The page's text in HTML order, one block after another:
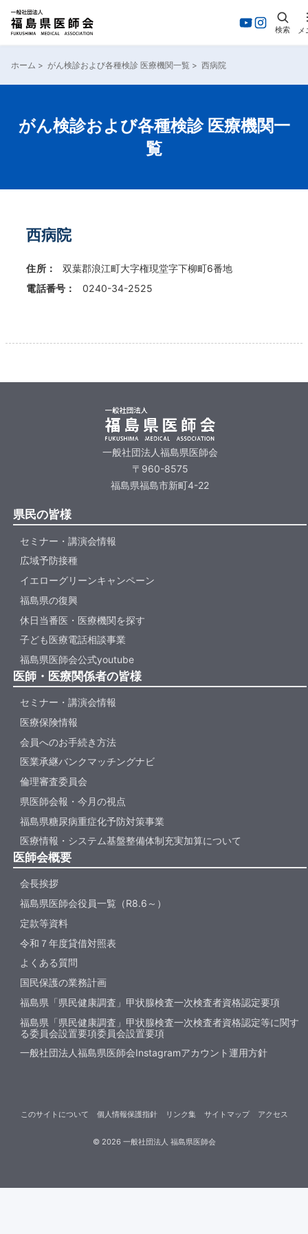
検索 メ
ホーム > がん検診および各種検診 医療機関一覧 > 西病院
がん検診および各種検診 医療機関一
覧
西病院
住所：
双葉郡浪江町大字権現堂字下柳町6番地
電話番号：
0240-34-2525
一般社団法人福島県医師会
〒960-8575
福島県福島市新町4-22
県民の皆様
セミナー・講演会情報
広域予防接種
イエローグリーンキャンペーン
福島県の復興
休日当番医・医療機関を探す
子ども医療電話相談事業
福島県医師会公式youtube
医師・医療関係者の皆様
セミナー・講演会情報
医療保険情報
会員へのお手続き方法
医業承継バンクマッチングナビ
倫理審査委員会
県医師会報・今月の視点
福島県糖尿病重症化予防対策事業
医療情報・システム基盤整備体制充実加算について
医師会概要
会長挨拶
福島県医師会役員一覧（R8.6～）
定款等資料
令和７年度貸借対照表
よくある質問
国民保護の業務計画
福島県「県民健康調査」甲状腺検査一次検査者資格認定要項
福島県「県民健康調査」甲状腺検査一次検査者資格認定等に関す
る委員会設置要項委員会設置要項
一般社団法人福島県医師会Instagramアカウント運用方針
© 2026一般社団法人 福島県医師会
このサイトについて 個人情報保護指針 リンク集 サイトマップ アクセス